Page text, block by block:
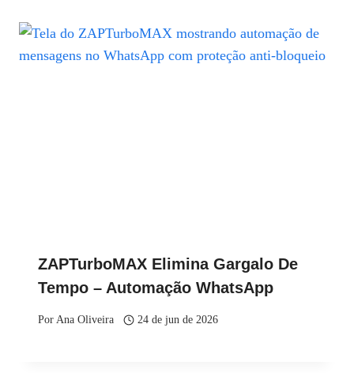
ZAPTurboMAX Elimina Gargalo De
Tempo – Automação WhatsApp
PorAna Oliveira 24 de jun de 2026